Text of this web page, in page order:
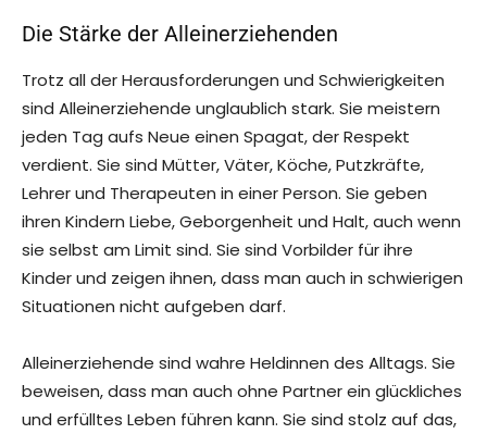
Die Stärke der Alleinerziehenden
Trotz all der Herausforderungen und Schwierigkeiten
sind Alleinerziehende unglaublich stark. Sie meistern
jeden Tag aufs Neue einen Spagat, der Respekt
verdient. Sie sind Mütter, Väter, Köche, Putzkräfte,
Lehrer und Therapeuten in einer Person. Sie geben
ihren Kindern Liebe, Geborgenheit und Halt, auch wenn
sie selbst am Limit sind. Sie sind Vorbilder für ihre
Kinder und zeigen ihnen, dass man auch in schwierigen
Situationen nicht aufgeben darf.
Alleinerziehende sind wahre Heldinnen des Alltags. Sie
beweisen, dass man auch ohne Partner ein glückliches
und erfülltes Leben führen kann. Sie sind stolz auf das,